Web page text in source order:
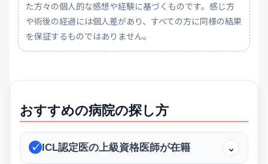
た方々の個人的な感想や経験に基づくものです。感じ方
や術後の経過には個人差があり、すべての方に同様の結果
を保証するものではありません。
おすすめの病院の探し方
✓ ICL認定医の上級資格医師が在籍 ⌄